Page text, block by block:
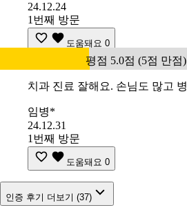
24.12.24
1번째 방문
도움돼요 0
평점 5.0점 (5점 만점)
치과 진료 잘해요. 손님도 많고
임병*
24.12.31
1번째 방문
도움돼요 0
인증 후기 더보기 (37)